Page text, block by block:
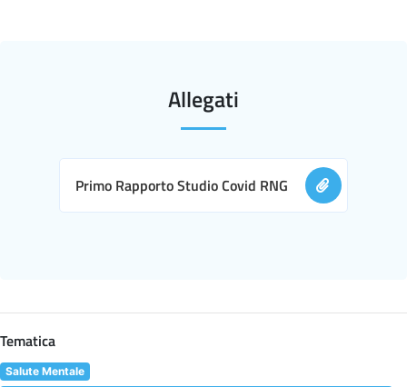
Allegati
Primo Rapporto Studio Covid RNG
Tematica
Salute Mentale